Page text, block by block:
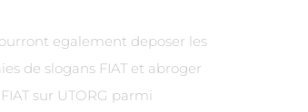
egalement deposer les
de slogans FIAT et abroger
sur UTORG parmi